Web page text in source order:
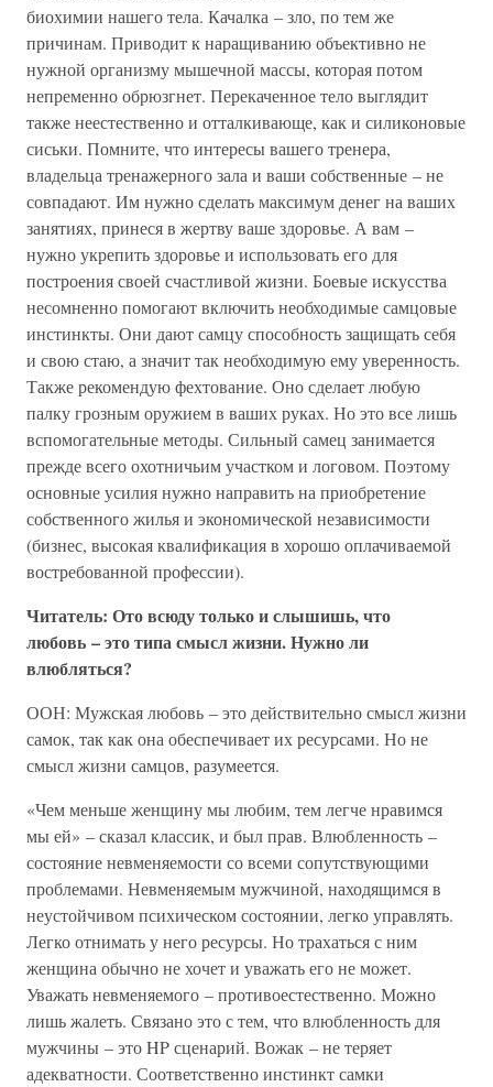
биохимии нашего тела. Качалка – зло, по тем же
причинам. Приводит к наращиванию объективно не
нужной организму мышечной массы, которая потом
непременно обрюзгнет. Перекаченное тело выглядит
также неестественно и отталкивающе, как и силиконовые
сиськи. Помните, что интересы вашего тренера,
владельца тренажерного зала и ваши собственные – не
совпадают. Им нужно сделать максимум денег на ваших
занятиях, принеся в жертву ваше здоровье. А вам –
нужно укрепить здоровье и использовать его для
построения своей счастливой жизни. Боевые искусства
несомненно помогают включить необходимые самцовые
инстинкты. Они дают самцу способность защищать себя
и свою стаю, а значит так необходимую ему уверенность.
Также рекомендую фехтование. Оно сделает любую
палку грозным оружием в ваших руках. Но это все лишь
вспомогательные методы. Сильный самец занимается
прежде всего охотничьим участком и логовом. Поэтому
основные усилия нужно направить на приобретение
собственного жилья и экономической независимости
(бизнес, высокая квалификация в хорошо оплачиваемой
востребованной профессии).
Читатель: Ото всюду только и слышишь, что
любовь – это типа смысл жизни. Нужно ли
влюбляться?
ООН: Мужская любовь – это действительно смысл жизни
самок, так как она обеспечивает их ресурсами. Но не
смысл жизни самцов, разумеется.
«Чем меньше женщину мы любим, тем легче нравимся
мы ей» – сказал классик, и был прав. Влюбленность –
состояние невменяемости со всеми сопутствующими
проблемами. Невменяемым мужчиной, находящимся в
неустойчивом психическом состоянии, легко управлять.
Легко отнимать у него ресурсы. Но трахаться с ним
женщина обычно не хочет и уважать его не может.
Уважать невменяемого – противоестественно. Можно
лишь жалеть. Связано это с тем, что влюбленность для
мужчины – это HP сценарий. Вожак – не теряет
адекватности. Соответственно инстинкт самки